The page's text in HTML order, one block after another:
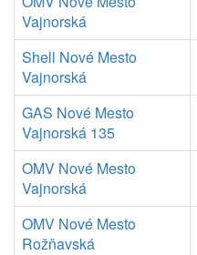
Vajnorská
Shell Nové Mesto
Vajnorská
GAS Nové Mesto
Vajnorská 135
OMV Nové Mesto
Vajnorská
OMV Nové Mesto
Rožňavská